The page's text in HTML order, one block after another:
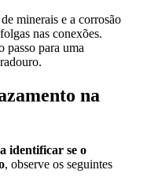
minerais e a corrosão
nas conexões.
passo para uma
na
identificar se o
, observe os seguintes